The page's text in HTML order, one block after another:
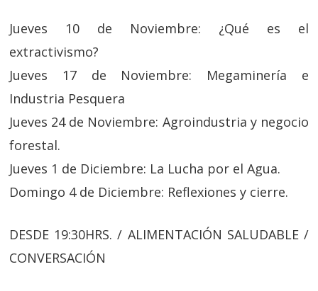
Jueves 10 de Noviembre: ¿Qué es el
extractivismo?
Jueves 17 de Noviembre: Megaminería e
Industria Pesquera
Jueves 24 de Noviembre: Agroindustria y negocio
forestal.
Jueves 1 de Diciembre: La Lucha por el Agua.
Domingo 4 de Diciembre: Reflexiones y cierre.
DESDE 19:30HRS. / ALIMENTACIÓN SALUDABLE /
CONVERSACIÓN